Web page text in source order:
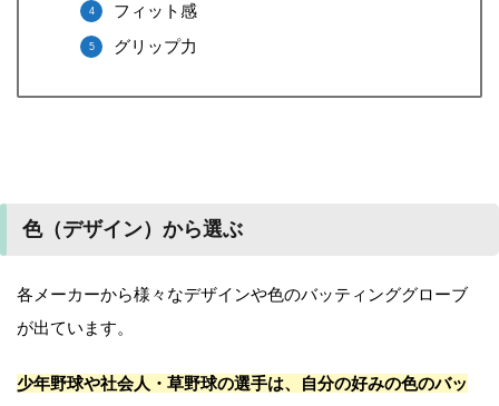
フィット感
グリップ力
色（デザイン）から選ぶ
各メーカーから様々なデザインや色のバッティンググローブ
が出ています。
少年野球や社会人・草野球の選手は、自分の好みの色のバッ